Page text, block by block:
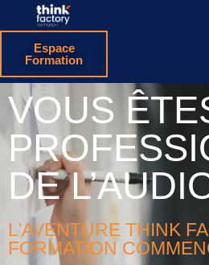
Espace
Formation
VOUS
DE
L’AVENTURE THINK
FORMATION